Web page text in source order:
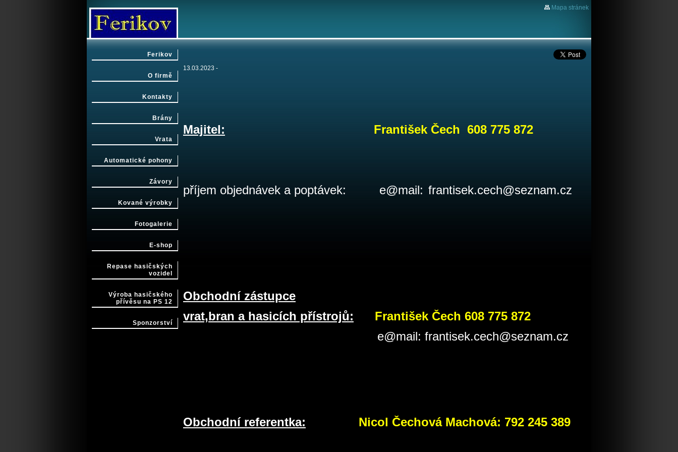
Mapa stránek
Ferikov
O firmě
Kontakty
Brány
Vrata
Automatické pohony
Závory
Kované výrobky
Fotogalerie
E-shop
Repase hasičských
vozidel
Výroba hasičského
přívěsu na PS 12
Sponzorství
13.03.2023 -
Majitel: František Čech 608 775 872
příjem objednávek a poptávek: e@mail: frantisek.cech@seznam.cz
Obchodní zástupce
vrat,bran a hasicích přístrojů:
František Čech 608 775 872
e@mail: frantisek.cech@seznam.cz
Obchodní referentka: Nicol Čechová Machová: 792 245 389